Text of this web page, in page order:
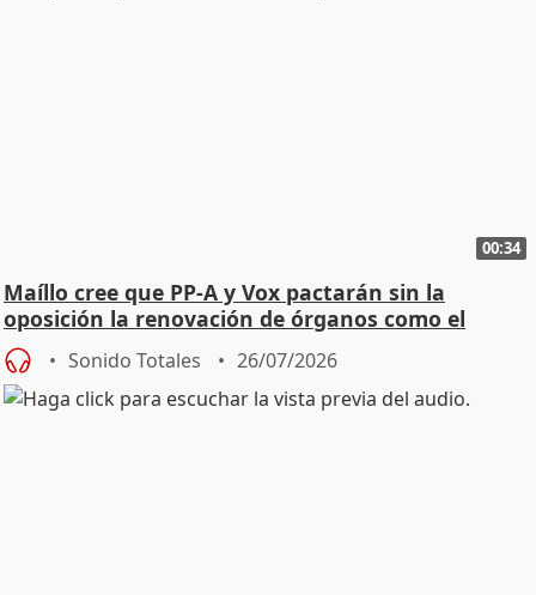
00:34
Maíllo cree que PP-A y Vox pactarán sin la
oposición la renovación de órganos como el
Defensor
Sonido Totales 26/07/2026